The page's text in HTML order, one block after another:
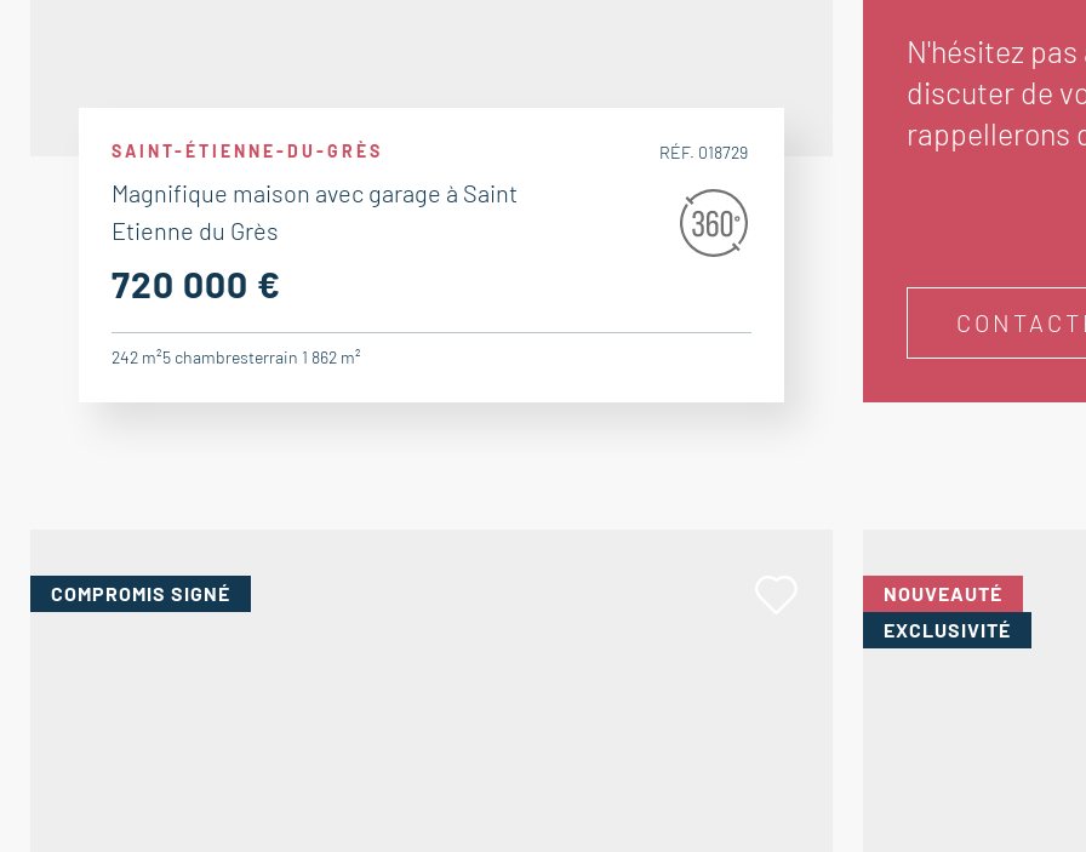
SAINT-ÉTIENNE-DU-GRÈS
Magnifique maison avec garage à Saint
Etienne du Grès
720 000 €
RÉF. 018729
242 m²5 chambresterrain 1 862 m²
N'hésitez
discuter de
rappellerons
COMPROMIS SIGNÉ
NOUVEAUTÉ
EXCLUSIVITÉ